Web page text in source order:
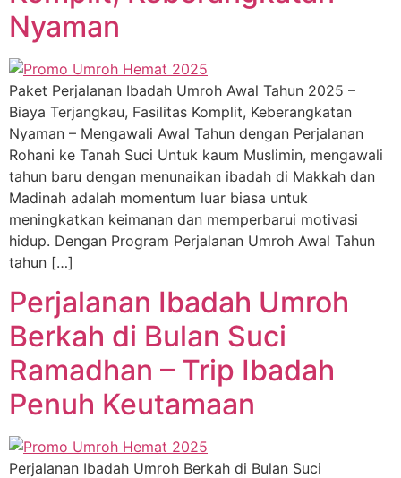
Nyaman
Paket Perjalanan Ibadah Umroh Awal Tahun 2025 –
Biaya Terjangkau, Fasilitas Komplit, Keberangkatan
Nyaman – Mengawali Awal Tahun dengan Perjalanan
Rohani ke Tanah Suci Untuk kaum Muslimin, mengawali
tahun baru dengan menunaikan ibadah di Makkah dan
Madinah adalah momentum luar biasa untuk
meningkatkan keimanan dan memperbarui motivasi
hidup. Dengan Program Perjalanan Umroh Awal Tahun
tahun […]
Perjalanan Ibadah Umroh
Berkah di Bulan Suci
Ramadhan – Trip Ibadah
Penuh Keutamaan
Perjalanan Ibadah Umroh Berkah di Bulan Suci